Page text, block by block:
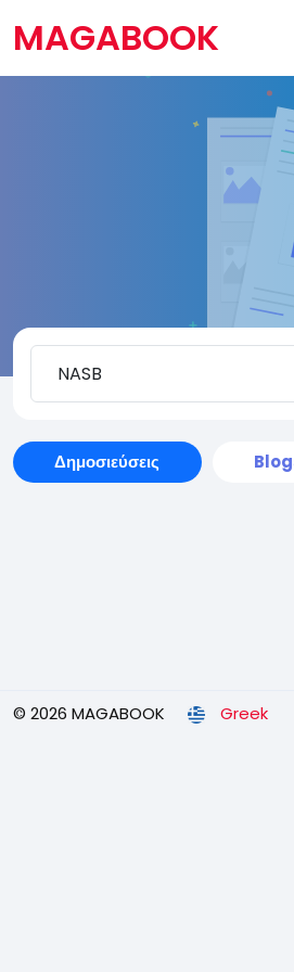
MAGABOOK
Δημοσιεύσεις
© 2026 MAGABOOK Greek